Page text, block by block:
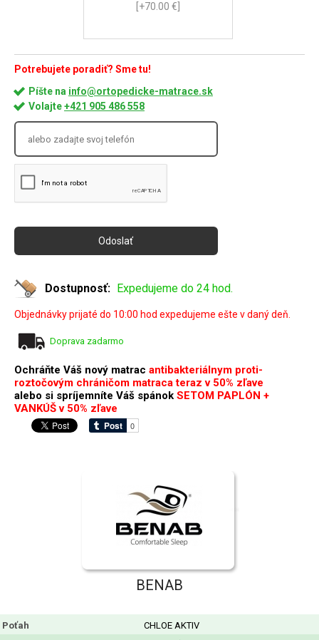
[+70.00 €]
Potrebujete poradiť? Sme tu!
Píšte na info@ortopedicke-matrace.sk
Volajte+421 905 486 558
Dostupnosť: Expedujeme do 24 hod.
Objednávky prijaté do 10:00 hod expedujeme ešte v daný deň.
Doprava zadarmo
Ochráňte Váš nový matrac antibakteriálnym proti-
roztočovým chráničom matraca teraz v 50% zľave
alebo si spríjemníte Váš spánok SETOM PAPLÓN +
VANKÚŠ v 50% zľave
BENAB
Poťah
CHLOE AKTIV